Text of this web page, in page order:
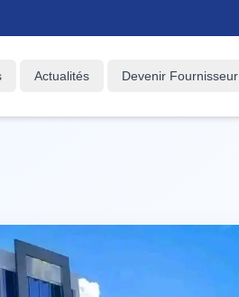
Actualités Devenir Fournisseur